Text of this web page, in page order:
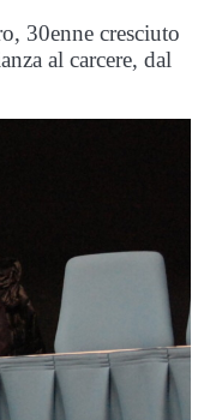
30enne cresciuto
al carcere, dal